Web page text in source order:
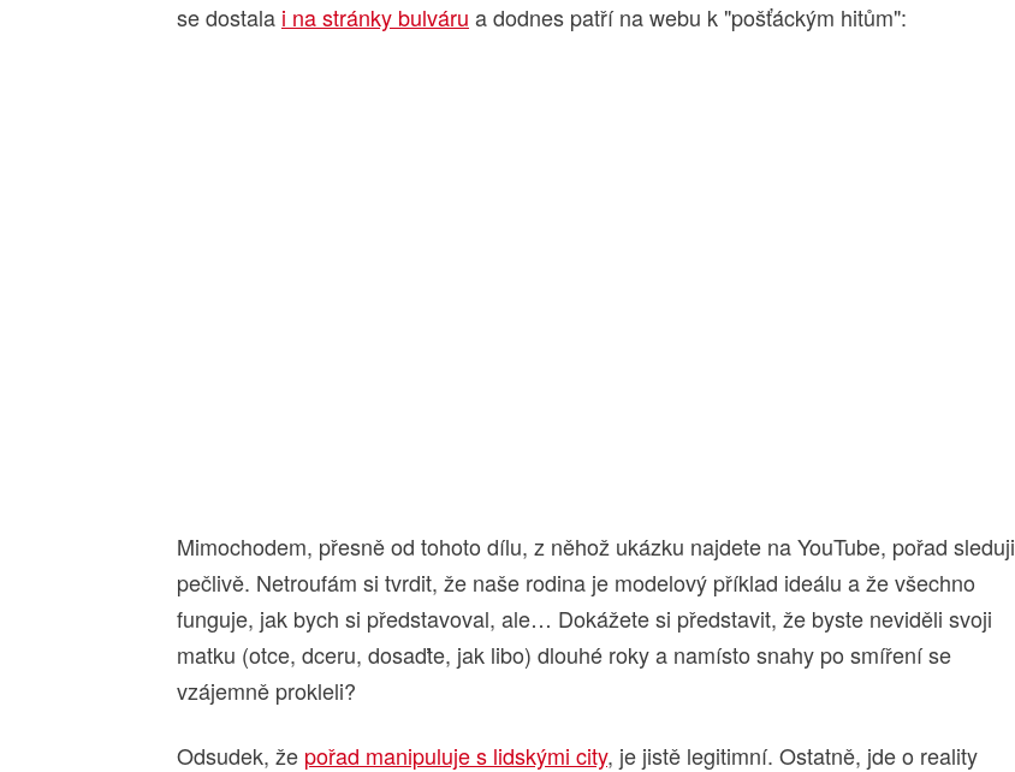
se dostala i na stránky bulváru a dodnes patří na webu k "pošťáckým hitům":
Mimochodem, přesně od tohoto dílu, z něhož ukázku najdete na YouTube, pořad sleduji
pečlivě. Netroufám si tvrdit, že naše rodina je modelový příklad ideálu a že všechno
funguje, jak bych si představoval, ale… Dokážete si představit, že byste neviděli svoji
matku (otce, dceru, dosaďte, jak libo) dlouhé roky a namísto snahy po smíření se
vzájemně prokleli?
Odsudek, že pořad manipuluje s lidskými city, je jistě legitimní. Ostatně, jde o reality